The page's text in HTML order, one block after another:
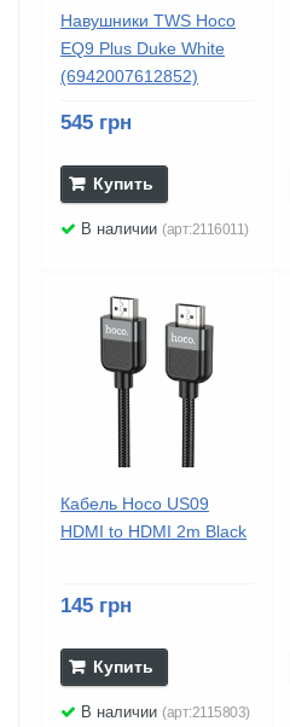
Навушники TWS Hoco
EQ9 Plus Duke White
(6942007612852)
545 грн
Купить
В наличии (арт:2116011)
Кабель Hoco US09
HDMI to HDMI 2m Black
145 грн
Купить
В наличии (арт:2115803)